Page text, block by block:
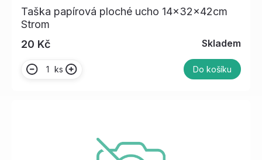
Taška papírová ploché ucho 14x32x42cm
Strom
20 Kč
Skladem
ks Do košíku